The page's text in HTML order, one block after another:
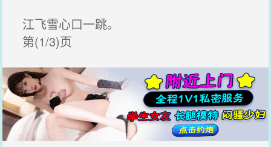
江飞雪心口一跳。
第(1/3)页